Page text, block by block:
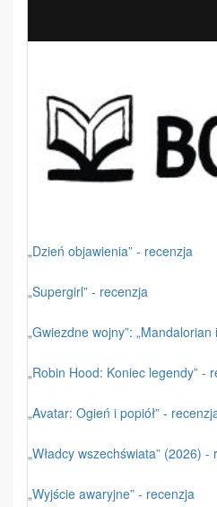
„Dzień objawienia” - recenzja
„Supergirl” - recenzja
„Gwiezdne wojny”:
„Robin Hood: Koniec legendy” -
„Avatar: Ogień i popiół” -
„Władcy wszechświata” (2026) -
„Wyjście awaryjne” - recenzja